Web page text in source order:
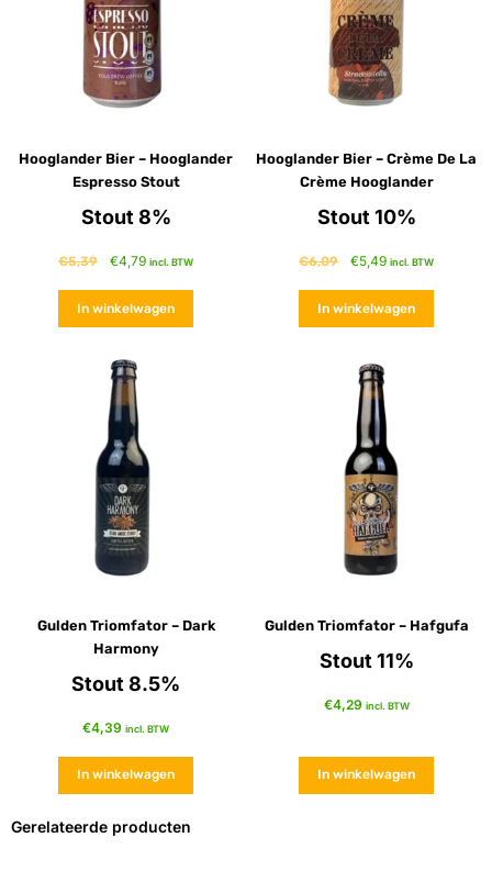
Hooglander Bier – Hooglander
Espresso Stout
Stout 8%
€5,39 €4,79 incl. BTW
In winkelwagen
Hooglander Bier – Crème De La
Crème Hooglander
Stout 10%
€6,09 €5,49 incl. BTW
In winkelwagen
Gulden Triomfator – Dark
Harmony
Stout 8.5%
€4,39 incl. BTW
In winkelwagen
Gulden Triomfator – Hafgufa
Stout 11%
€4,29 incl. BTW
In winkelwagen
Gerelateerde producten